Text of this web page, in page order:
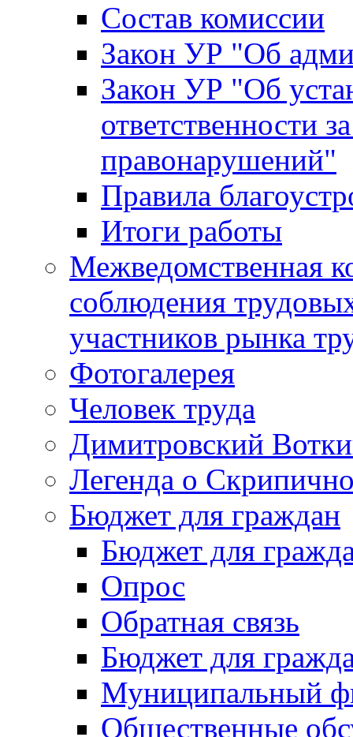
Состав комиссии
Закон УР "Об
Закон УР "Об
ответственности
правонарушений"
Правила
Итоги работы
Межведомственная
соблюдения
участников рынка
Фотогалерея
Человек труда
Димитровский
Легенда о
Бюджет для граждан
Бюджет для
Опрос
Обратная связь
Бюджет для
Муниципальный
Общественные